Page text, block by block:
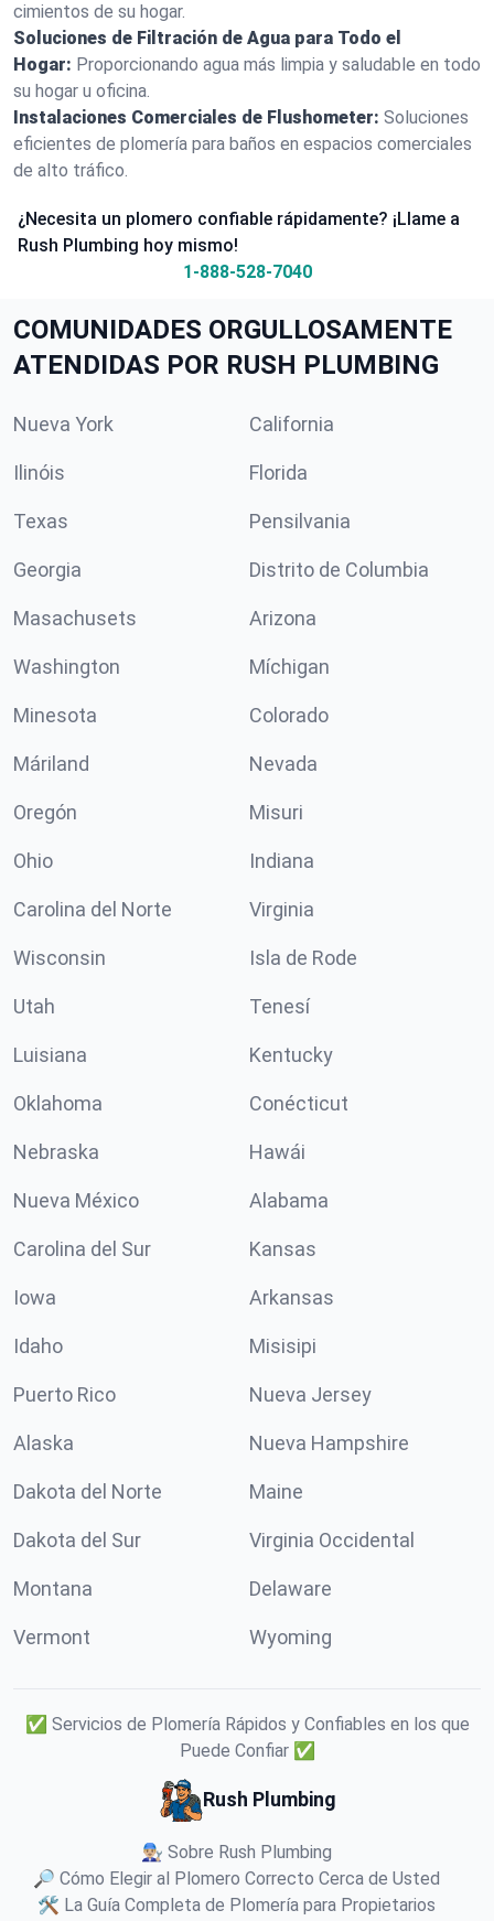
cimientos de su hogar.
Soluciones de Filtración de Agua para Todo el
Hogar: Proporcionando agua más limpia y saludable en todo
su hogar u oficina.
Instalaciones Comerciales de Flushometer: Soluciones
eficientes de plomería para baños en espacios comerciales
de alto tráfico.
¿Necesita un plomero confiable rápidamente? ¡Llame a
Rush Plumbing hoy mismo!
1-888-528-7040
COMUNIDADES ORGULLOSAMENTE
ATENDIDAS POR RUSH PLUMBING
Nueva York California
Ilinóis Florida
Texas Pensilvania
Georgia Distrito de Columbia
Masachusets Arizona
Washington Míchigan
Minesota Colorado
Máriland Nevada
Oregón Misuri
Ohio Indiana
Carolina del Norte Virginia
Wisconsin Isla de Rode
Utah Tenesí
Luisiana Kentucky
Oklahoma Conécticut
Nebraska Hawái
Nueva México Alabama
Carolina del Sur Kansas
Iowa Arkansas
Idaho Misisipi
Puerto Rico Nueva Jersey
Alaska Nueva Hampshire
Dakota del Norte Maine
Dakota del Sur Virginia Occidental
Montana Delaware
Vermont Wyoming
✅ Servicios de Plomería Rápidos y Confiables en los que
Puede Confiar ✅
Rush Plumbing
👨🏼‍🔧 Sobre Rush Plumbing
🔎 Cómo Elegir al Plomero Correcto Cerca de Usted
🛠️ La Guía Completa de Plomería para Propietarios